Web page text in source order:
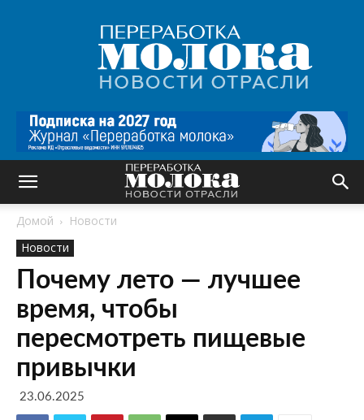
Переработка
молока
|
Новости
Домой
Новости
Новости
Почему лето — лучшее
время, чтобы
пересмотреть пищевые
привычки
23.06.2025